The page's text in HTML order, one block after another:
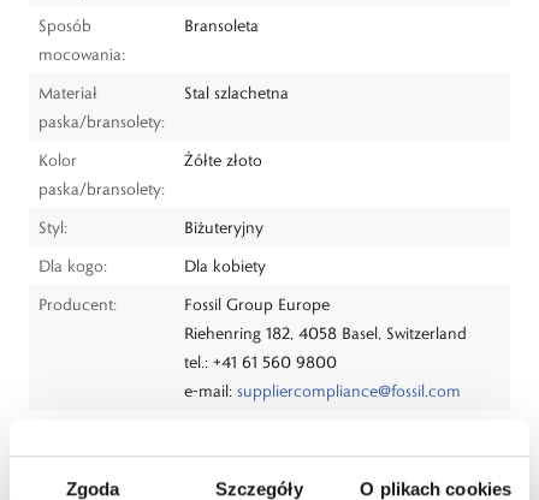
Zgoda Szczegóły O plikach cookies
Sposób
mocowania:
Bransoleta
Materiał
paska/bransolety:
Stal szlachetna
Kolor
paska/bransolety:
Żółte złoto
Styl:
Biżuteryjny
Dla kogo:
Dla kobiety
Producent:
Fossil Group Europe
Riehenring 182, 4058 Basel, Switzerland
tel.: +41 61 560 9800
e-mail: suppliercompliance@fossil.com